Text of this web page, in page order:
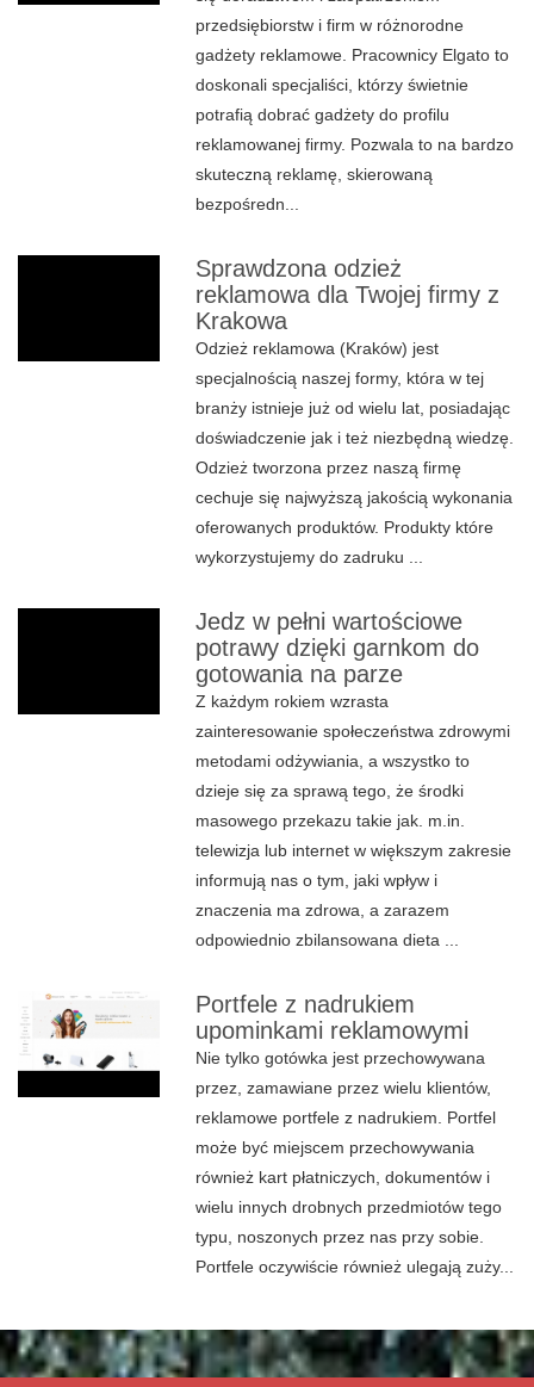
przedsiębiorstw i firm w różnorodne
gadżety reklamowe. Pracownicy Elgato to
doskonali specjaliści, którzy świetnie
potrafią dobrać gadżety do profilu
reklamowanej firmy. Pozwala to na bardzo
skuteczną reklamę, skierowaną
bezpośredn...
Sprawdzona odzież
reklamowa dla Twojej firmy z
Krakowa
Odzież reklamowa (Kraków) jest
specjalnością naszej formy, która w tej
branży istnieje już od wielu lat, posiadając
doświadczenie jak i też niezbędną wiedzę.
Odzież tworzona przez naszą firmę
cechuje się najwyższą jakością wykonania
oferowanych produktów. Produkty które
wykorzystujemy do zadruku ...
Jedz w pełni wartościowe
potrawy dzięki garnkom do
gotowania na parze
Z każdym rokiem wzrasta
zainteresowanie społeczeństwa zdrowymi
metodami odżywiania, a wszystko to
dzieje się za sprawą tego, że środki
masowego przekazu takie jak. m.in.
telewizja lub internet w większym zakresie
informują nas o tym, jaki wpływ i
znaczenia ma zdrowa, a zarazem
odpowiednio zbilansowana dieta ...
Portfele z nadrukiem
upominkami reklamowymi
Nie tylko gotówka jest przechowywana
przez, zamawiane przez wielu klientów,
reklamowe portfele z nadrukiem. Portfel
może być miejscem przechowywania
również kart płatniczych, dokumentów i
wielu innych drobnych przedmiotów tego
typu, noszonych przez nas przy sobie.
Portfele oczywiście również ulegają zuży...